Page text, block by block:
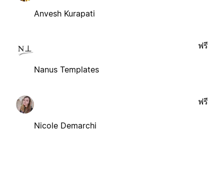
Anvesh Kurapati
Nanus Templates
ฟรี
Nicole Demarchi
ฟรี